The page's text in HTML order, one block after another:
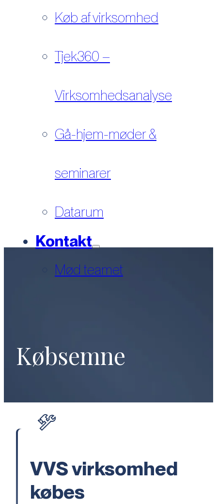
Køb af virksomhed
Tjek360 –
Virksomhedsanalyse
Gå-hjem-møder &
seminarer
Datarum
Kontakt
Mød teamet
Købsemne
VVS virksomhed
købes